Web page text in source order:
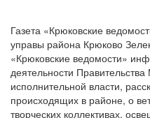
Газета «Крюковские
управы района Крюково
«Крюковские ведомости»
деятельности
исполнительной власти,
происходящих в районе, о
творческих коллективах,